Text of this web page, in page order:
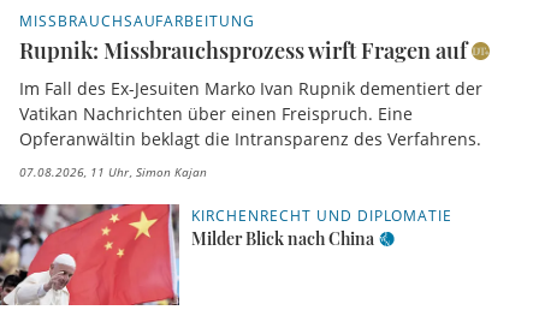
MISSBRAUCHSAUFARBEITUNG
Rupnik: Missbrauchsprozess wirft Fragen auf
Im Fall des Ex-Jesuiten Marko Ivan Rupnik dementiert der
Vatikan Nachrichten über einen Freispruch. Eine
Opferanwältin beklagt die Intransparenz des Verfahrens.
07.08.2026, 11 Uhr Simon Kajan
KIRCHENRECHT UND DIPLOMATIE
Milder Blick nach China